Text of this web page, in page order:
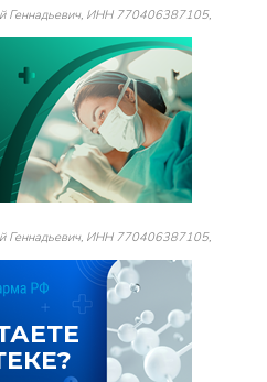
Геннадьевич, ИНН 770406387105,
Геннадьевич, ИНН 770406387105,